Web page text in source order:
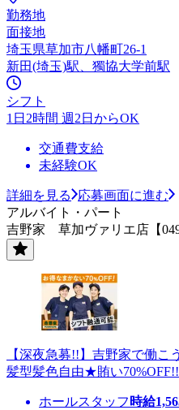
勤務地
面接地
埼玉県草加市八幡町26-1
新田(埼玉)駅、獨協大学前駅
シフト
1日2時間 週2日からOK
交通費支給
未経験OK
詳細を見る
応募画面に進む
アルバイト・パート
吉野家 草加ヴァリエ店【
【深夜急募!!】吉野家で働
髪型髪色自由★賄い70%OFF!!
ホールスタッフ 時給